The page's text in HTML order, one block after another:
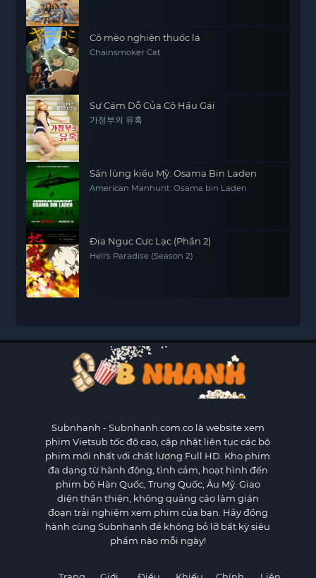
Cô mèo nghiện thuốc lá
Chainsmoker Cat
Sự Cám Dỗ Của Cô Hầu Gái
가정부의 유혹
Săn lùng kiểu Mỹ: Osama Bin Laden
American Manhunt: Osama bin Laden
Địa Ngục Cực Lạc (Phần 2)
Hell's Paradise (Season 2)
Subnhanh - Subnhanh.com.co là website xem
phim Vietsub tốc độ cao, cập nhật liên tục các bộ
phim mới nhất với chất lượng Full HD. Kho phim
đa dạng từ hành động, tình cảm, hoạt hình đến
phim bộ Hàn Quốc, Trung Quốc, Âu Mỹ. Giao
diện thân thiện, không quảng cáo làm gián
đoạn trải nghiệm xem phim của bạn. Hãy đồng
hành cùng Subnhanh để không bỏ lỡ bất kỳ siêu
phẩm nào mỗi ngày!